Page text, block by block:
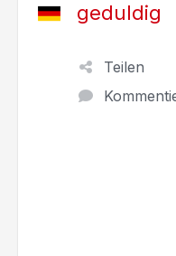
geduldig
Teilen